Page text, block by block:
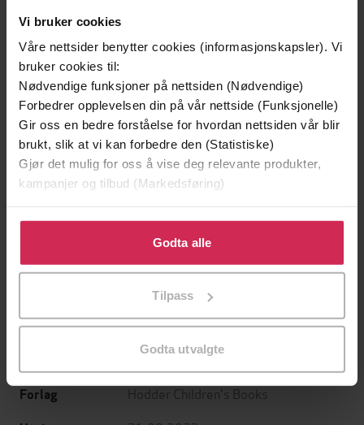
Vi bruker cookies
Våre nettsider benytter cookies (informasjonskapsler). Vi
bruker cookies til:
Nødvendige funksjoner på nettsiden (Nødvendige)
Forbedrer opplevelsen din på vår nettside (Funksjonelle)
Gir oss en bedre forståelse for hvordan nettsiden vår blir
brukt, slik at vi kan forbedre den (Statistiske)
Gjør det mulig for oss å vise deg relevante produkter,
kampanjer og tilbud (Markedsføring)
Klikk på «Godta alle» for å gi oss ditt samtykke til å
bruke cookies for alle disse formålene. Du kan også
tilpasse ditt samtykke til spesifikke formål ved å klikke
Godta alle
Tilpass
Godta utvalgte
199,-
Jo Nesbø
Jørn Lier Horst
Undertittel Book 3
Bec Hill(forfatter),
Forlag Hodder Children's Books